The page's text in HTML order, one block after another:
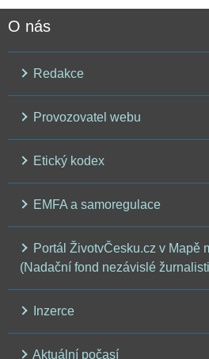
O nás
Redakce
Provozovatel webu
Etický kodex
EMFA a samoregulace
Portál ŽivotvČesku.cz v Mapě
(Nadační fond nezávislé
Inzerce
Aktuální počasí